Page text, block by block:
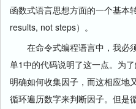
函数式语言思想方面的一个基本
results, not steps）。
在命令式编程语言中，我必
单1中的代码说明了这一点。为
明确如何收集因子，而这相应地
循环遍历数字来判断因子。但是